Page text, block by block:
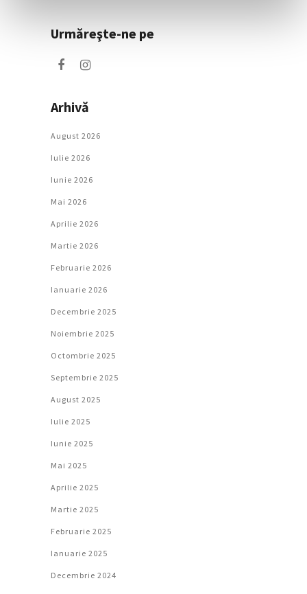
Urmăreşte-ne pe
Arhivă
August 2026
Iulie 2026
Iunie 2026
Mai 2026
Aprilie 2026
Martie 2026
Februarie 2026
Ianuarie 2026
Decembrie 2025
Noiembrie 2025
Octombrie 2025
Septembrie 2025
August 2025
Iulie 2025
Iunie 2025
Mai 2025
Aprilie 2025
Martie 2025
Februarie 2025
Ianuarie 2025
Decembrie 2024